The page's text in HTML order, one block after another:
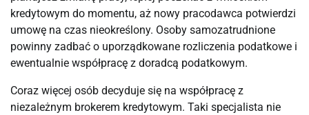
kredytowym do momentu, aż nowy pracodawca potwierdzi
umowę na czas nieokreślony. Osoby samozatrudnione
powinny zadbać o uporządkowane rozliczenia podatkowe i
ewentualnie współpracę z doradcą podatkowym.
Coraz więcej osób decyduje się na współpracę z
niezależnym brokerem kredytowym. Taki specjalista nie